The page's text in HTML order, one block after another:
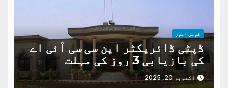
قومی امور
ڈپٹی ڈائریکٹر این سی سی آئی اے
کی بازیابی 3 روز کی مہلت
اکتوبر 20, 2025